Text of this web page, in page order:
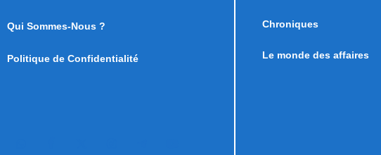
Qui Sommes-Nous ?
Politique de Confidentialité
Chroniques
Le monde des affaires